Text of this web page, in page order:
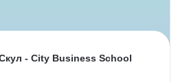
- City Business School